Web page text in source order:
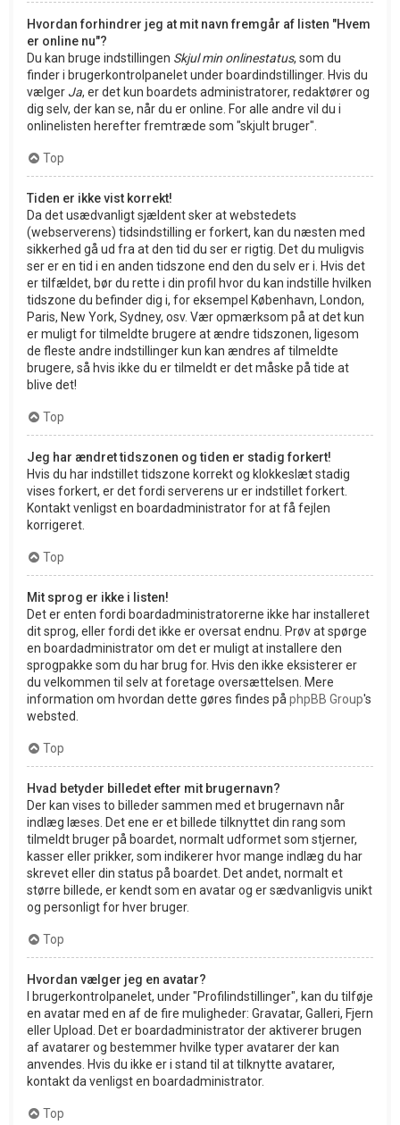
Hvordan forhindrer jeg at mit navn fremgår af listen "Hvem
er online nu"?
Du kan bruge indstillingen Skjul min onlinestatus, som du
finder i brugerkontrolpanelet under boardindstillinger. Hvis du
vælger Ja, er det kun boardets administratorer, redaktører og
dig selv, der kan se, når du er online. For alle andre vil du i
onlinelisten herefter fremtræde som "skjult bruger".
Top
Tiden er ikke vist korrekt!
Da det usædvanligt sjældent sker at webstedets
(webserverens) tidsindstilling er forkert, kan du næsten med
sikkerhed gå ud fra at den tid du ser er rigtig. Det du muligvis
ser er en tid i en anden tidszone end den du selv er i. Hvis det
er tilfældet, bør du rette i din profil hvor du kan indstille hvilken
tidszone du befinder dig i, for eksempel København, London,
Paris, New York, Sydney, osv. Vær opmærksom på at det kun
er muligt for tilmeldte brugere at ændre tidszonen, ligesom
de fleste andre indstillinger kun kan ændres af tilmeldte
brugere, så hvis ikke du er tilmeldt er det måske på tide at
blive det!
Top
Jeg har ændret tidszonen og tiden er stadig forkert!
Hvis du har indstillet tidszone korrekt og klokkeslæt stadig
vises forkert, er det fordi serverens ur er indstillet forkert.
Kontakt venligst en boardadministrator for at få fejlen
korrigeret.
Top
Mit sprog er ikke i listen!
Det er enten fordi boardadministratorerne ikke har installeret
dit sprog, eller fordi det ikke er oversat endnu. Prøv at spørge
en boardadministrator om det er muligt at installere den
sprogpakke som du har brug for. Hvis den ikke eksisterer er
du velkommen til selv at foretage oversættelsen. Mere
information om hvordan dette gøres findes på phpBB Group's
websted.
Top
Hvad betyder billedet efter mit brugernavn?
Der kan vises to billeder sammen med et brugernavn når
indlæg læses. Det ene er et billede tilknyttet din rang som
tilmeldt bruger på boardet, normalt udformet som stjerner,
kasser eller prikker, som indikerer hvor mange indlæg du har
skrevet eller din status på boardet. Det andet, normalt et
større billede, er kendt som en avatar og er sædvanligvis unikt
og personligt for hver bruger.
Top
Hvordan vælger jeg en avatar?
I brugerkontrolpanelet, under "Profilindstillinger", kan du tilføje
en avatar med en af de fire muligheder: Gravatar, Galleri, Fjern
eller Upload. Det er boardadministrator der aktiverer brugen
af avatarer og bestemmer hvilke typer avatarer der kan
anvendes. Hvis du ikke er i stand til at tilknytte avatarer,
kontakt da venligst en boardadministrator.
Top